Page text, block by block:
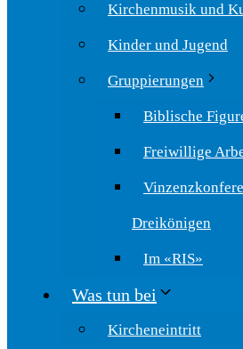
Kirchenmusik und
Kinder und Jugend
Gruppierungen
Biblische
Freiwillige
Dreikönigen
Im «RIS»
Was tun bei
Kircheneintritt